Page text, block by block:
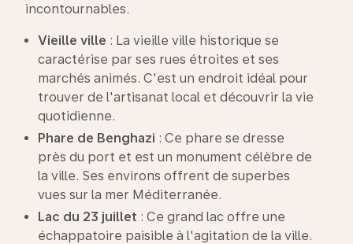
incontournables.
Vieille ville : La vieille ville historique se
caractérise par ses rues étroites et ses
marchés animés. C'est un endroit idéal pour
trouver de l'artisanat local et découvrir la vie
quotidienne.
Phare de Benghazi : Ce phare se dresse
près du port et est un monument célèbre de
la ville. Ses environs offrent de superbes
vues sur la mer Méditerranée.
Lac du 23 juillet : Ce grand lac offre une
échappatoire paisible à l'agitation de la ville.